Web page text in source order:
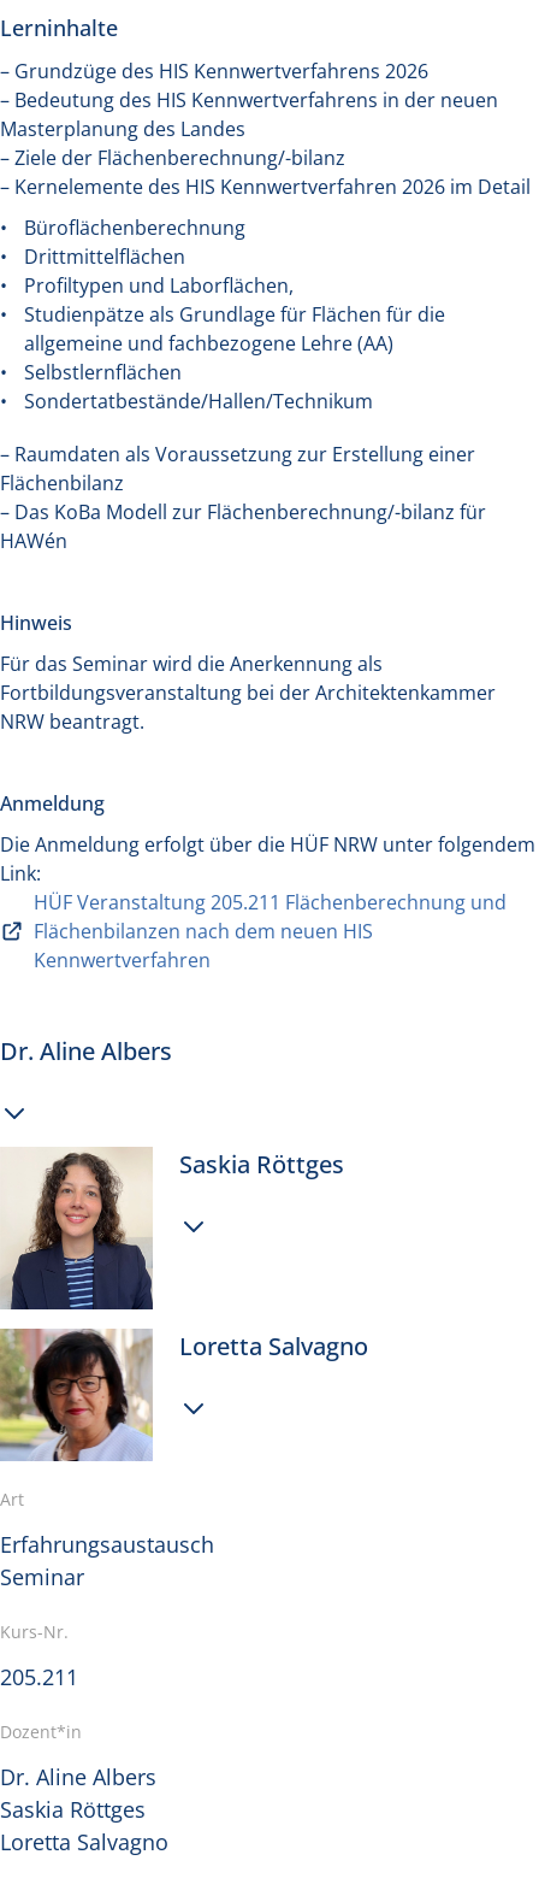
Lerninhalte
– Grundzüge des HIS Kennwertverfahrens 2026
– Bedeutung des HIS Kennwertverfahrens in der neuen
Masterplanung des Landes
– Ziele der Flächenberechnung/-bilanz
– Kernelemente des HIS Kennwertverfahren 2026 im Detail
Büroflächenberechnung
Drittmittelflächen
Profiltypen und Laborflächen,
Studienpätze als Grundlage für Flächen für die
allgemeine und fachbezogene Lehre (AA)
Selbstlernflächen
Sondertatbestände/Hallen/Technikum
– Raumdaten als Voraussetzung zur Erstellung einer
Flächenbilanz
– Das KoBa Modell zur Flächenberechnung/-bilanz für
HAWén
Hinweis
Für das Seminar wird die Anerkennung als
Fortbildungsveranstaltung bei der Architektenkammer
NRW beantragt.
Anmeldung
Die Anmeldung erfolgt über die HÜF NRW unter folgendem
Link:
HÜF Veranstaltung 205.211 Flächenberechnung und
Flächenbilanzen nach dem neuen HIS
Kennwertverfahren
Dr. Aline Albers
Mehr
Informationen
anzeigen
Saskia Röttges
Loretta Salvagno
Art
Erfahrungsaustausch
Seminar
Kurs-Nr.
205.211
Dozent*in
Dr. Aline Albers
Saskia Röttges
Loretta Salvagno